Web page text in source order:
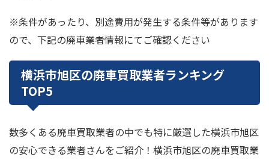
※条件があったり、別途費用が発生する条件等があります
ので、下記の廃車業者情報にてご確認ください
横浜市旭区の廃車買取業者ランキング
TOP5
数多くある廃車買取業者の中でも特に厳選した横浜市旭区
の安心できる業者さんをご紹介！横浜市旭区の廃車買取業